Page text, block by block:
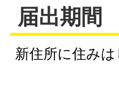
届出期間
新住所に住み